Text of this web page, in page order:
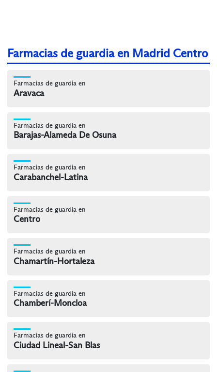
Farmacias de guardia en Madrid Centro
Farmacias de guardia en
Aravaca
Farmacias de guardia en
Barajas-Alameda De Osuna
Farmacias de guardia en
Carabanchel-Latina
Farmacias de guardia en
Centro
Farmacias de guardia en
Chamartín-Hortaleza
Farmacias de guardia en
Chamberí-Moncloa
Farmacias de guardia en
Ciudad Lineal-San Blas